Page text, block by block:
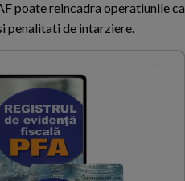
poate reincadra operatiunile ca
penalitati de intarziere.